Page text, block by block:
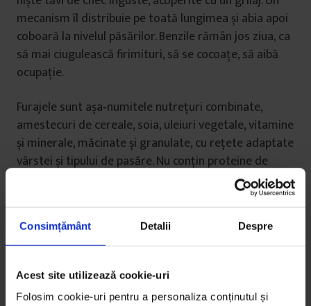
Consimțământ Detalii Despre
Acest site utilizează cookie-uri
Folosim cookie-uri pentru a personaliza conținutul și
mecanism îl distribuie pe toată lungimea și abia apoi
coboară la nivelul păsărilor. Benzile rămân jos ziua, ca
să mai ciugulească firimituri, să se cocoațe, să aibă
ocupație.
Furajele sunt așa‑numitele nutrețuri combinate,
amestecuri de cereale, soia, uleiuri vegetale, vitamine
și minerale, măcinate și granulate, cu rețete adaptate
vârstei și tipului de pasăre. Nu conțin proteine de
origine animală (sunt și interzise în România, în afară
de făina de pește). Apa e la discreție: pe benzi sunt
agățate ca notele muzicale niște linguri portocalii, în
care picură când păsările lovesc cu ciocul bumbuțul
negru de deasupra. De când au o zi știu să‑l
ciocănească, atrase de picătura suspendată. Le plac
lucrurile care lucesc.